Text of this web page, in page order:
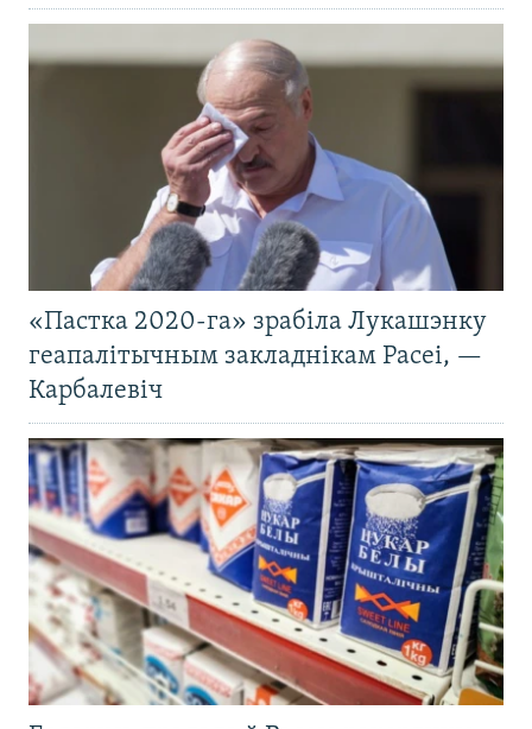
«Пастка 2020-га» зрабіла Лукашэнку
геапалітычным закладнікам Расеі, —
Карбалевіч